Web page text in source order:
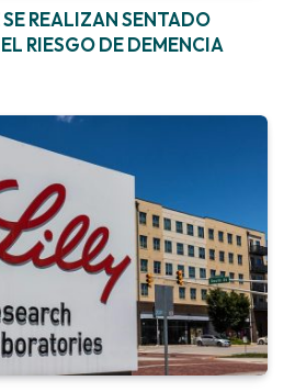
REALIZAN SENTADO
RIESGO DE DEMENCIA